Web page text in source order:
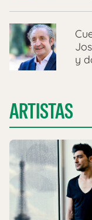
y
ARTISTAS